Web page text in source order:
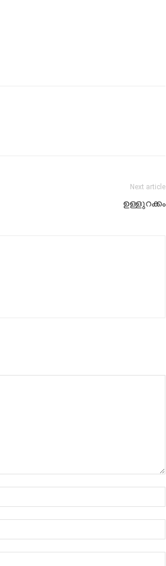
Next article
ഉള്ളുറക്കം